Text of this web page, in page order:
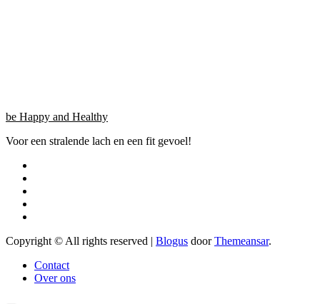
be Happy and Healthy
Voor een stralende lach en een fit gevoel!
Copyright © All rights reserved | Blogus doorThemeansar.
Contact
Over ons